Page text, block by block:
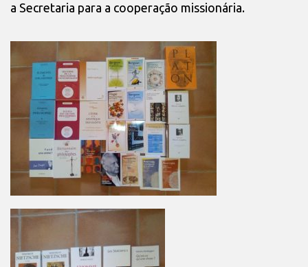
a Secretaria para a cooperação missionária.